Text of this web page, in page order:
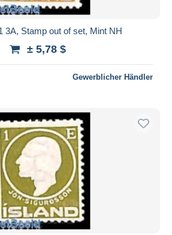
3A, Stamp out of set, Mint NH
± 5,78 $
Gewerblicher Händler